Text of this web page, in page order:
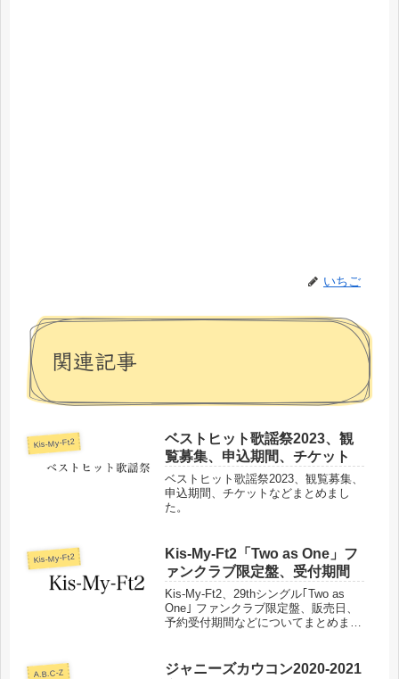
いちご
関連記事
Kis-My-Ft2
ベストヒット歌謡祭2023、観
覧募集、申込期間、チケット
ベストヒット歌謡祭2023、観覧募集、
申込期間、チケットなどまとめまし
た。
Kis-My-Ft2
Kis-My-Ft2「Two as One」フ
ァンクラブ限定盤、受付期間
Kis-My-Ft2、29thシングル｢Two as
One｣ ファンクラブ限定盤、販売日、
予約受付期間などについてまとめまし
A.B.C-Z
ジャニーズカウコン2020-2021